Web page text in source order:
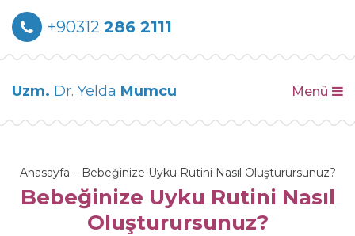
+90312 286 2111
Uzm. Dr. Yelda Mumcu Menü
Anasayfa Bebeğinize Uyku Rutini Nasıl Oluşturursunuz?
Bebeğinize Uyku Rutini Nasıl
Oluşturursunuz?